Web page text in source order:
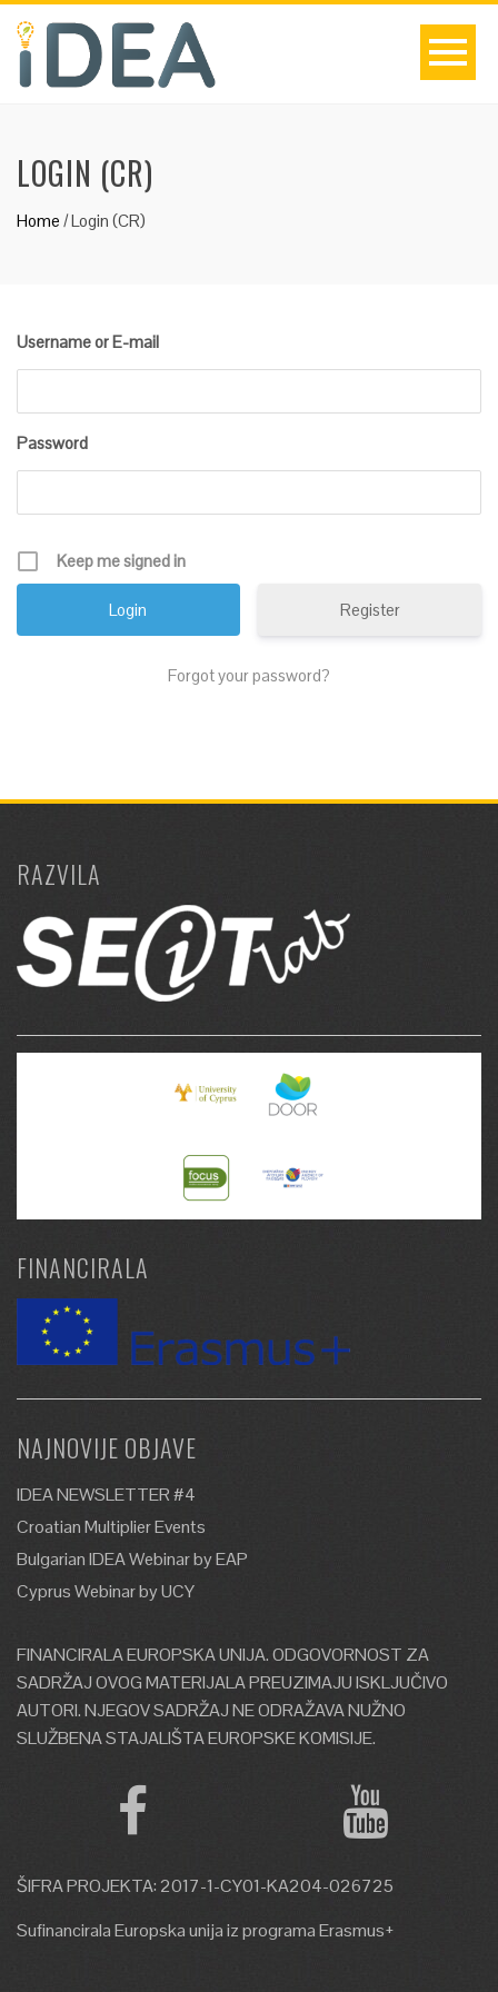
LOGIN (CR)
Home /Login (CR)
Username or E-mail
Password
Keep me signed in
Register
Forgot your password?
RAZVILA
FINANCIRALA
NAJNOVIJE OBJAVE
IDEA NEWSLETTER #4
Croatian Multiplier Events
Bulgarian IDEA Webinar by EAP
Cyprus Webinar by UCY
FINANCIRALA EUROPSKA UNIJA. ODGOVORNOST ZA
SADRŽAJ OVOG MATERIJALA PREUZIMAJU ISKLJUČIVO
AUTORI. NJEGOV SADRŽAJ NE ODRAŽAVA NUŽNO
SLUŽBENA STAJALIŠTA EUROPSKE KOMISIJE.
ŠIFRA PROJEKTA: 2017-1-CY01-KA204-026725
Sufinancirala Europska unija iz programa Erasmus+